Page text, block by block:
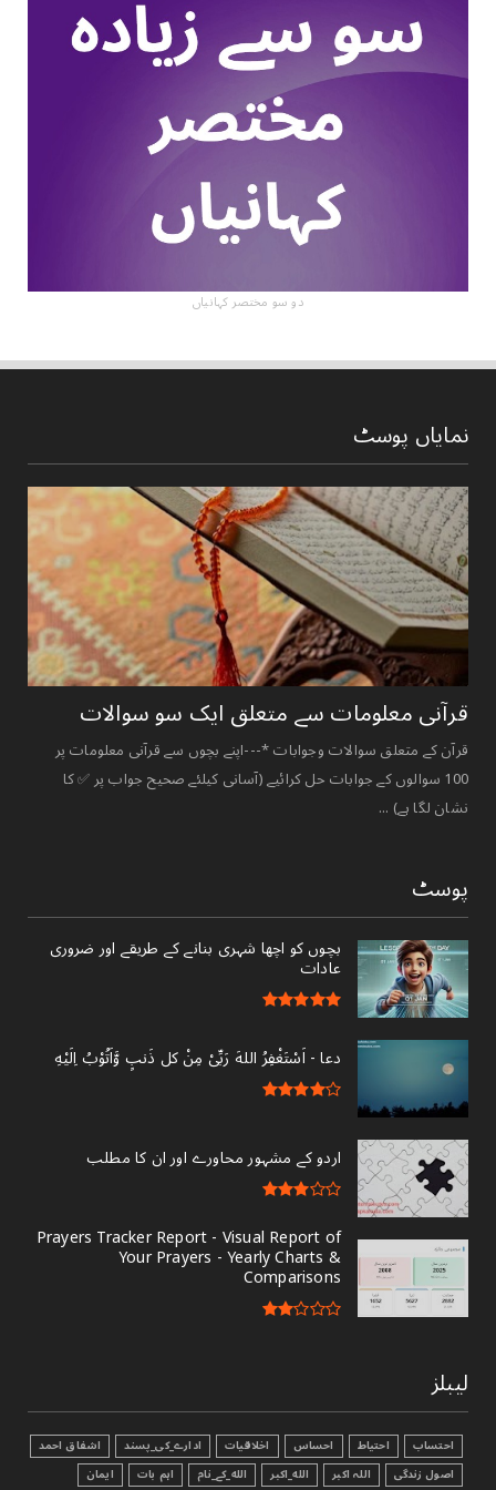
دو سو مختصر کہانیاں
نمایاں پوسٹ
قرآنی ‏معلومات ‏سے ‏متعلق ‏ایک ‏سو ‏سوالات ‏
قرآن کے متعلق سوالات وجوابات *---اپنے بچوں سے قرآنی معلومات پر
100 سوالوں کے جوابات حل کرائیے (آسانی کیلئے صحیح جواب پر ✅ کا
نشان لگا ہے) ...
پوسٹ
بچوں کو اچھا شہری بنانے کے طریقے اور ضروری
عادات
دعا - ‎اَسْتَغْفِرُ اللهَ رَبِّىْ مِنْ کل ذَنبٍ وَّاَتُوْبُ اِلَيْهِ
اردو کے مشہور محاورے اور ان کا مطلب
Prayers Tracker Report - Visual Report of
Your Prayers - Yearly Charts &
Comparisons
لیبلز
احتساب احتیاط احساس اخلاقیات ادارے_کی_پسند
اشفاق احمد
اصول زندگی
اللہ اکبر الله_اکبر الله_کے_نام اہم بات ایمان